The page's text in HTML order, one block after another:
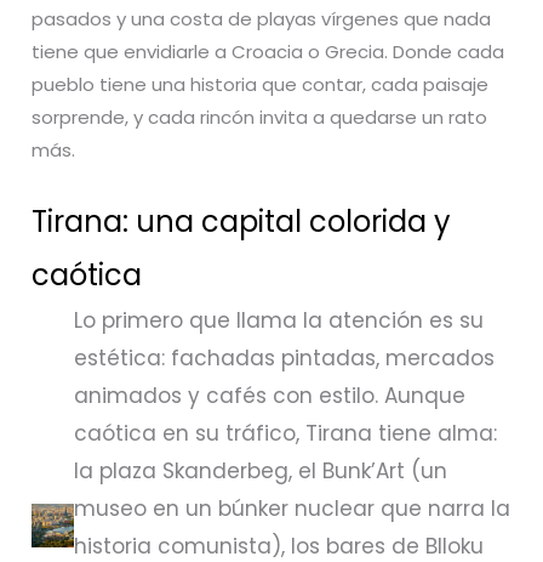
pasados y una costa de playas vírgenes que nada
tiene que envidiarle a Croacia o Grecia. Donde cada
pueblo tiene una historia que contar, cada paisaje
sorprende, y cada rincón invita a quedarse un rato
más.
Tirana: una capital colorida y
caótica
Lo primero que llama la atención es su
estética: fachadas pintadas, mercados
animados y cafés con estilo. Aunque
caótica en su tráfico, Tirana tiene alma:
la plaza Skanderbeg, el Bunk’Art (un
museo en un búnker nuclear que narra la
historia comunista), los bares de Blloku